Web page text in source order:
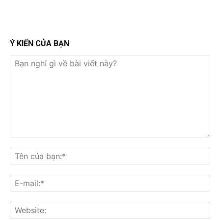
Ý KIẾN CỦA BẠN
nghĩ
gì
về
bài
viết
này?